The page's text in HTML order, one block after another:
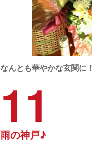
なんとも華やかな玄関に！
雨の神戸♪
11